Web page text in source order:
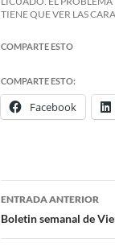
TIENE QUE VER LAS
COMPARTE ESTO
COMPARTE ESTO:
Facebook
Navegación
ENTRADA ANTERIOR
Boletin semanal de